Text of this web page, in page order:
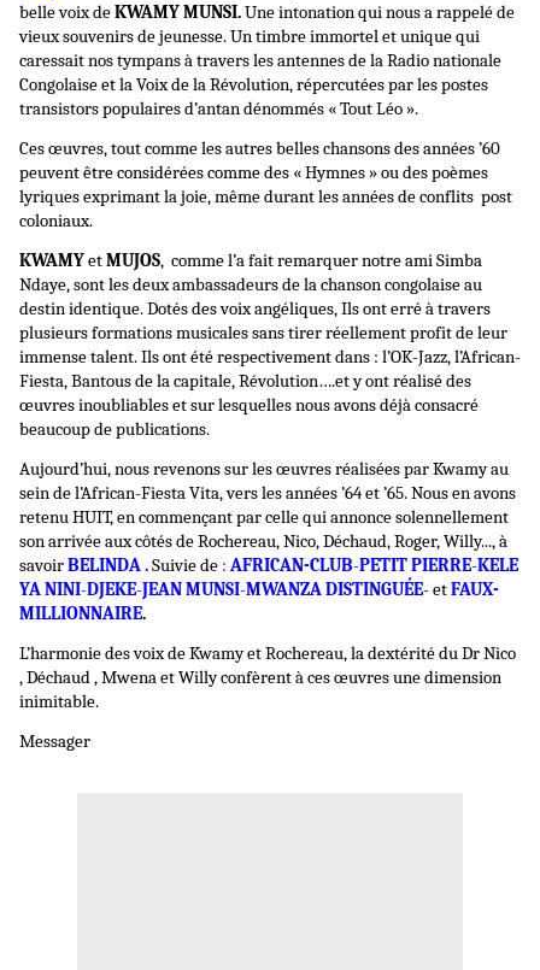
belle voix deKWAMY MUNSI.Une intonation qui nous a rappelé de
vieux souvenirs de jeunesse. Un timbre immortel et unique qui
caressait nos tympans à travers les antennes de la Radio nationale
Congolaise et la Voix de la Révolution, répercutées par les postes
transistors populaires d’antan dénommés « Tout Léo ».
Ces œuvres, tout comme les autres belles chansons des années ’60
peuvent être considérées comme des « Hymnes » ou des poèmes
lyriques exprimant la joie, même durant les années de conflits post
coloniaux.
KWAMYetMUJOS, comme l’a fait remarquer notre ami Simba
Ndaye, sont les deux ambassadeurs de la chanson congolaise au
destin identique. Dotés des voix angéliques, Ils ont erré à travers
plusieurs formations musicales sans tirer réellement profit de leur
immense talent. Ils ont été respectivement dans : l’OK-Jazz, l’African-
Fiesta, Bantous de la capitale, Révolution….et y ont réalisé des
œuvres inoubliables et sur lesquelles nous avons déjà consacré
beaucoup de publications.
Aujourd’hui, nous revenons sur les œuvres réalisées par Kwamy au
sein de l’African-Fiesta Vita, vers les années ’64 et ’65. Nous en avons
retenu HUIT, en commençant par celle qui annonce solennellement
son arrivée aux côtés de Rochereau,Nico, Déchaud, Roger, Willy..., à
savoirBELINDA .Suivie de : AFRICAN-CLUB-PETIT PIERRE-KELE
YA NINI-DJEKE-JEANMUNSI-MWANZA DISTINGUÉE- etFAUX-
MILLIONNAIRE.
L’harmonie des voix de Kwamy et Rochereau, la dextérité du Dr Nico
, Déchaud , Mwena et Willy confèrent à ces œuvres une dimension
inimitable.
Messager